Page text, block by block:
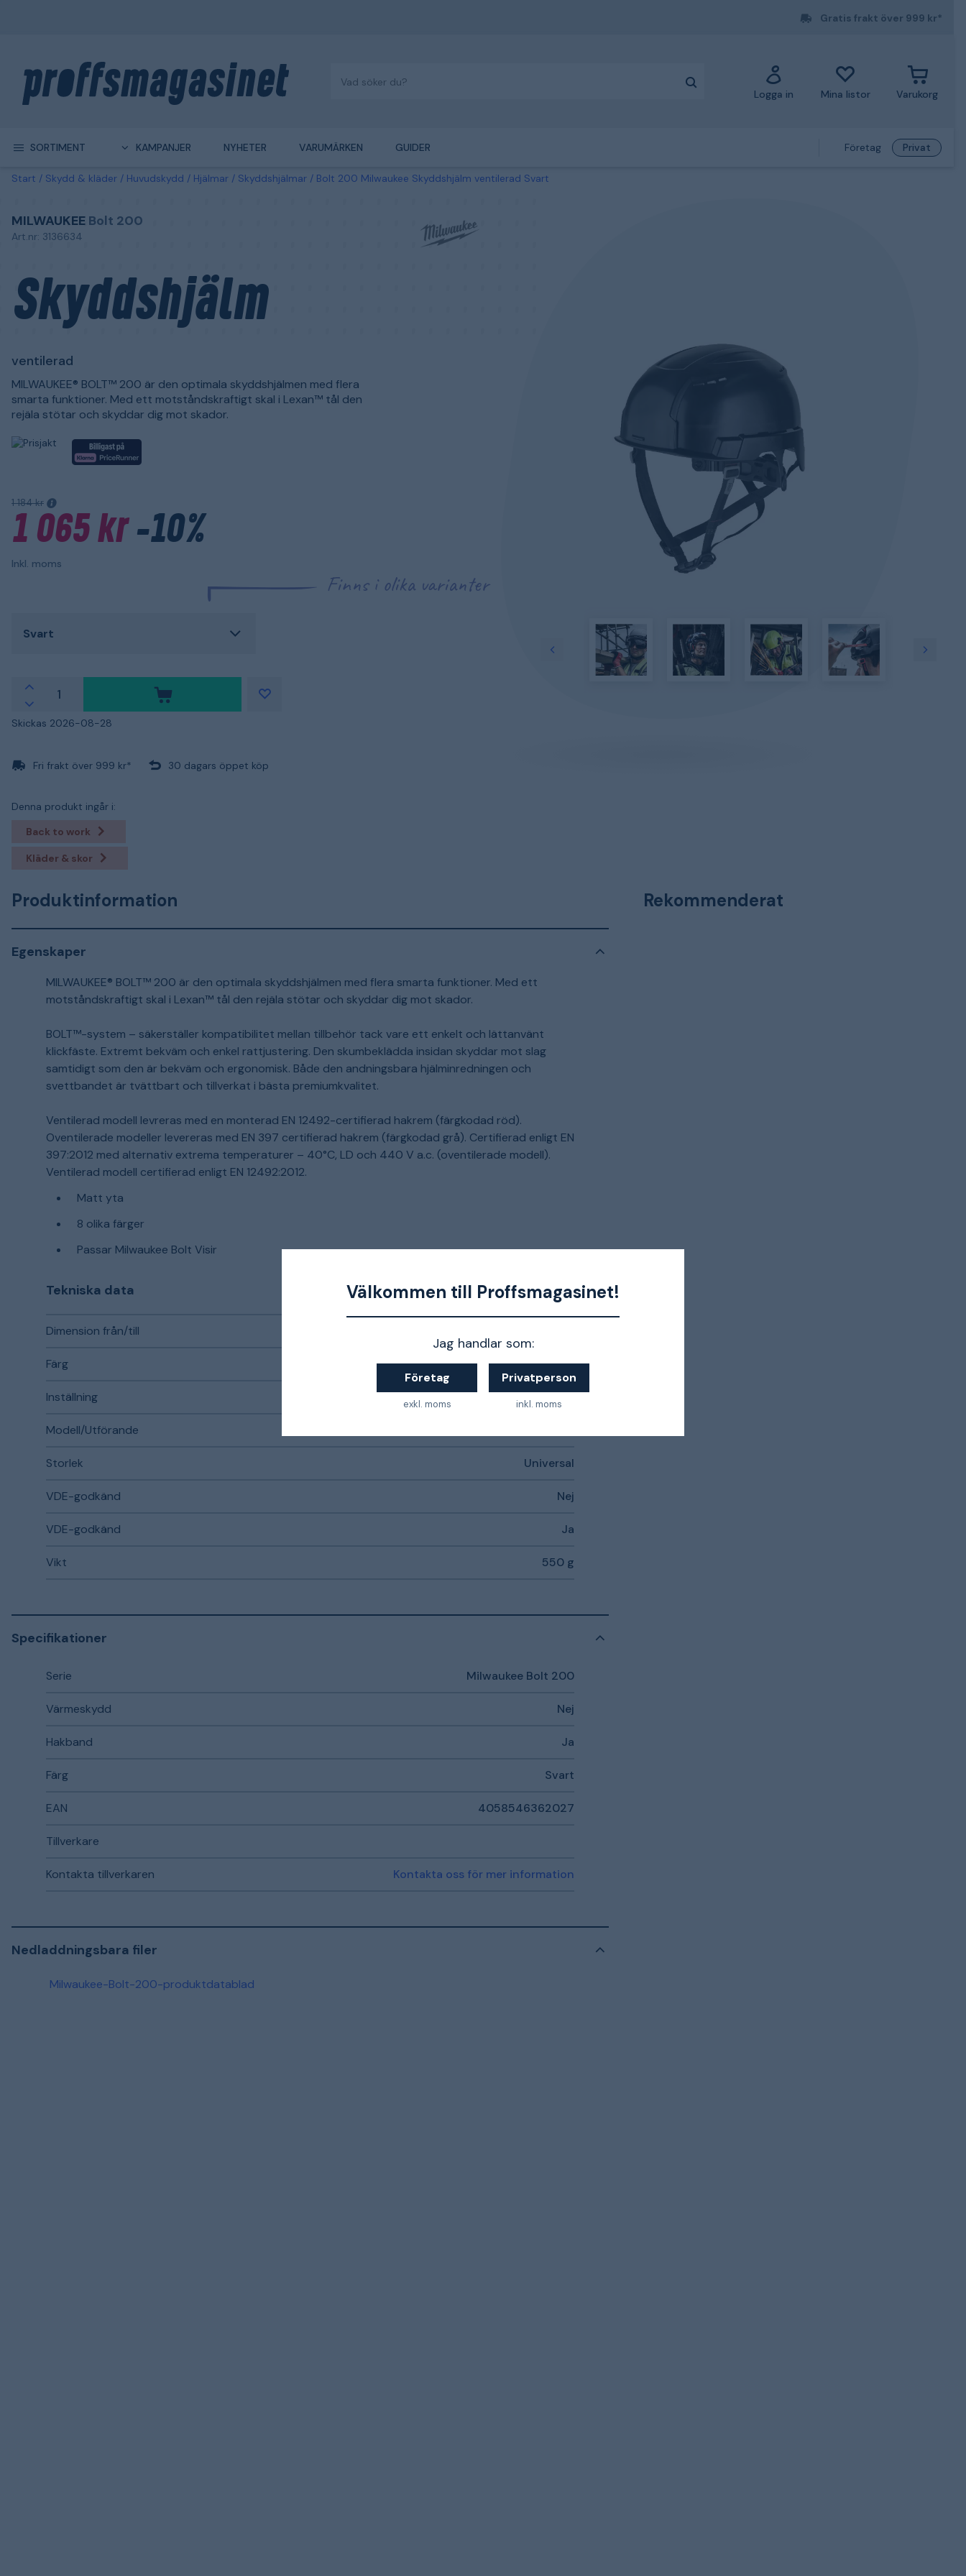
Välkommen till Proffsmagasinet!
Jag handlar som:
Företag
exkl. moms
Privatperson
inkl. moms
Gratis frakt över 999 kr*
Logga in Mina listor Varukorg
SORTIMENT KAMPANJER NYHETER VARUMÄRKEN GUIDER Företag Privat
Start Skydd & kläder Huvudskydd Hjälmar Skyddshjälmar Bolt 200 Milwaukee Skyddshjälm ventilerad Svart
MILWAUKEE Bolt 200
Art.nr: 3136634
Skyddshjälm
ventilerad
MILWAUKEE® BOLT™ 200 är den optimala skyddshjälmen med flera
smarta funktioner. Med ett motståndskraftigt skal i Lexan™ tål den
rejäla stötar och skyddar dig mot skador.
1 184 kr
1 065 kr-10%
Inkl. moms
Finns i olika varianter
Svart
Skickas 2026-08-28
Fri frakt över 999 kr* 30 dagars öppet köp
Denna produkt ingår i:
Back to work
Kläder & skor
Produktinformation
Egenskaper
MILWAUKEE® BOLT™ 200 är den optimala skyddshjälmen med flera smarta funktioner. Med ett
motståndskraftigt skal i Lexan™ tål den rejäla stötar och skyddar dig mot skador.
BOLT™-system – säkerställer kompatibilitet mellan tillbehör tack vare ett enkelt och lättanvänt
klickfäste. Extremt bekväm och enkel rattjustering. Den skumbeklädda insidan skyddar mot slag
samtidigt som den är bekväm och ergonomisk. Både den andningsbara hjälminredningen och
svettbandet är tvättbart och tillverkat i bästa premiumkvalitet.
Ventilerad modell levreras med en monterad EN 12492-certifierad hakrem (färgkodad röd).
Oventilerade modeller levereras med EN 397 certifierad hakrem (färgkodad grå). Certifierad enligt EN
397:2012 med alternativ extrema temperaturer – 40°C, LD och 440 V a.c. (oventilerade modell).
Ventilerad modell certifierad enligt EN 12492:2012.
Matt yta
8 olika färger
Passar Milwaukee Bolt Visir
Tekniska data
Dimension från/till
Färg Svart
Inställning Vred/Vridknapp
Modell/Utförande
Storlek Universal
VDE-godkänd Nej
VDE-godkänd Ja
Vikt 550 g
Specifikationer
Serie Milwaukee Bolt 200
Värmeskydd Nej
Hakband Ja
Färg Svart
EAN 4058546362027
Tillverkare
Kontakta tillverkaren Kontakta oss för mer information
Nedladdningsbara filer
Milwaukee-Bolt-200-produktdatablad
Rekommenderat